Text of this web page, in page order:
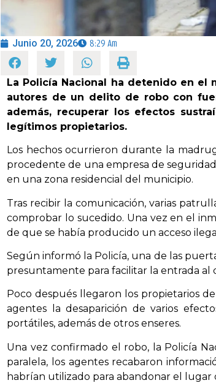
Junio 20, 2026 8:29 Am
La Policía Nacional ha detenido en
autores de un delito de robo con
además, recuperar los efectos
legítimos propietarios.
Los hechos ocurrieron durante la
procedente de una empresa de
en una zona residencial del municipio.
Tras recibir la comunicación, varias
comprobar lo sucedido. Una vez en el
de que se había producido un acceso
Según informó la Policía, una de las
presuntamente para facilitar la entrada al
Poco después llegaron los propietarios
agentes la desaparición de varios
portátiles, además de otros enseres.
Una vez confirmado el robo, la Policía
paralela, los agentes recabaron
habrían utilizado para abandonar el lugar